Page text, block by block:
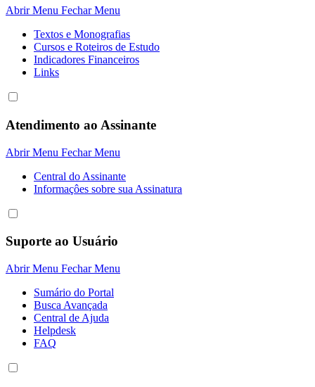
Abrir Menu Fechar Menu
Textos e Monografias
Cursos e Roteiros de Estudo
Indicadores Financeiros
Links
Atendimento ao Assinante
Abrir Menu Fechar Menu
Central do Assinante
Informaçôes sobre sua Assinatura
Suporte ao Usuário
Abrir Menu Fechar Menu
Sumário do Portal
Busca Avançada
Central de Ajuda
Helpdesk
FAQ